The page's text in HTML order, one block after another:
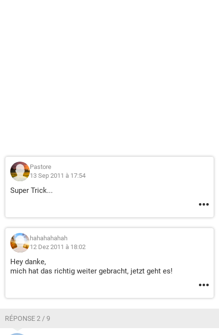
Pastore
13 Sep 2011 à 17:54
Super Trick...
hahahahahah
12 Dez 2011 à 18:02
Hey danke,
mich hat das richtig weiter gebracht, jetzt geht es!
RÉPONSE 2 / 9